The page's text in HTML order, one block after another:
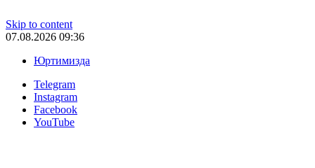
Skip to content
07.08.2026 09:36
Юртимизда
Telegram
Instagram
Facebook
YouTube